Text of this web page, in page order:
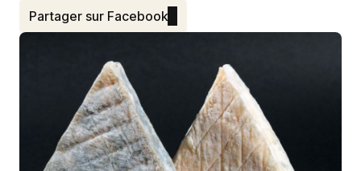
Partager sur Facebook